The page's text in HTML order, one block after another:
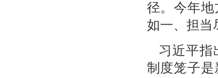
径。今年
如一、担当
习近平指
制度笼子